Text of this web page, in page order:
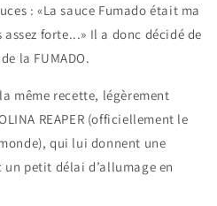
: «La sauce Fumado était ma
assez forte...» Il a donc décidé de
la FUMADO.
même recette, légèrement
REAPER (officiellement le
qui lui donnent une
un petit délai d’allumage en